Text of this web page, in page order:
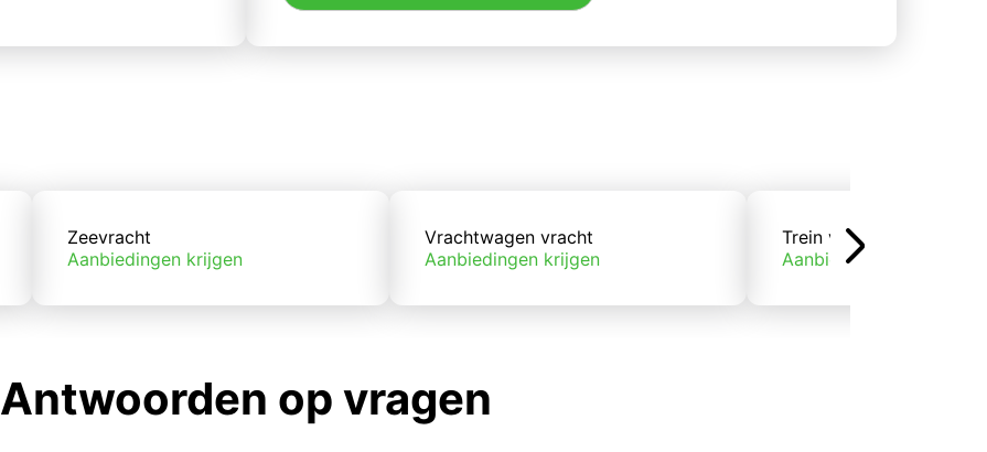
Zeevracht
Aanbiedingen krijgen
Vrachtwagen vracht
Aanbiedingen krijgen
Trein vracht
Aanbiedingen krijgen
Antwoorden op vragen